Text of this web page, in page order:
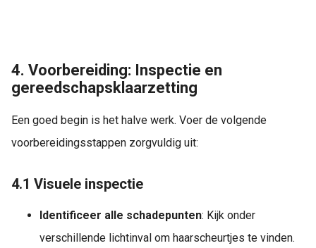
4. Voorbereiding: Inspectie en
gereedschapsklaarzetting
Een goed begin is het halve werk. Voer de volgende
voorbereidingsstappen zorgvuldig uit:
4.1 Visuele inspectie
Identificeer alle schadepunten: Kijk onder
verschillende lichtinval om haarscheurtjes te vinden.